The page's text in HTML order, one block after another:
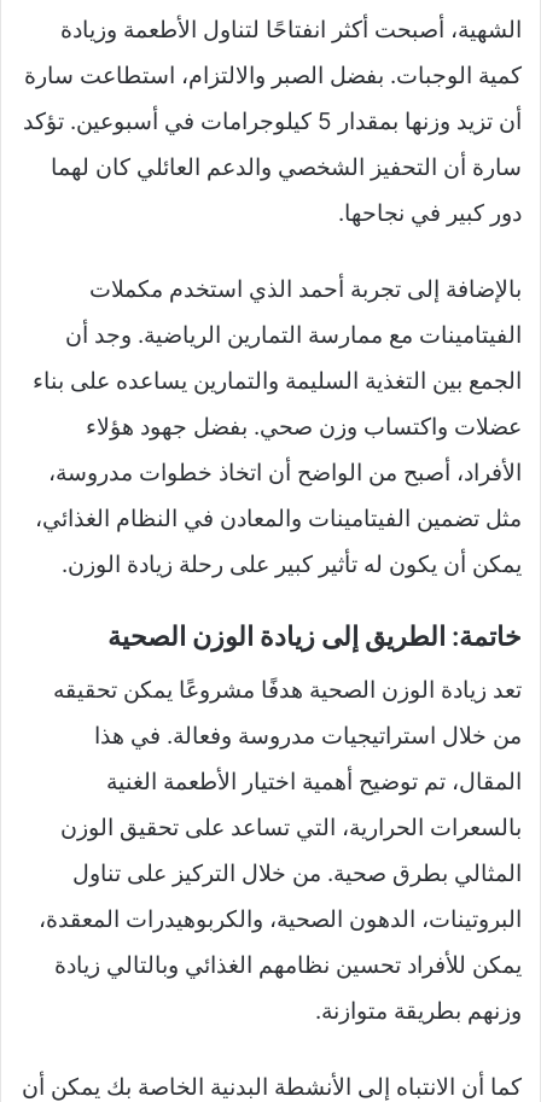
الشهية، أصبحت أكثر انفتاحًا لتناول الأطعمة وزيادة
كمية الوجبات. بفضل الصبر والالتزام، استطاعت سارة
أن تزيد وزنها بمقدار 5 كيلوجرامات في أسبوعين. تؤكد
سارة أن التحفيز الشخصي والدعم العائلي كان لهما
دور كبير في نجاحها.
بالإضافة إلى تجربة أحمد الذي استخدم مكملات
الفيتامينات مع ممارسة التمارين الرياضية. وجد أن
الجمع بين التغذية السليمة والتمارين يساعده على بناء
عضلات واكتساب وزن صحي. بفضل جهود هؤلاء
الأفراد، أصبح من الواضح أن اتخاذ خطوات مدروسة،
مثل تضمين الفيتامينات والمعادن في النظام الغذائي،
يمكن أن يكون له تأثير كبير على رحلة زيادة الوزن.
خاتمة: الطريق إلى زيادة الوزن الصحية
تعد زيادة الوزن الصحية هدفًا مشروعًا يمكن تحقيقه
من خلال استراتيجيات مدروسة وفعالة. في هذا
المقال، تم توضيح أهمية اختيار الأطعمة الغنية
بالسعرات الحرارية، التي تساعد على تحقيق الوزن
المثالي بطرق صحية. من خلال التركيز على تناول
البروتينات، الدهون الصحية، والكربوهيدرات المعقدة،
يمكن للأفراد تحسين نظامهم الغذائي وبالتالي زيادة
وزنهم بطريقة متوازنة.
كما أن الانتباه إلى الأنشطة البدنية الخاصة بك يمكن أن